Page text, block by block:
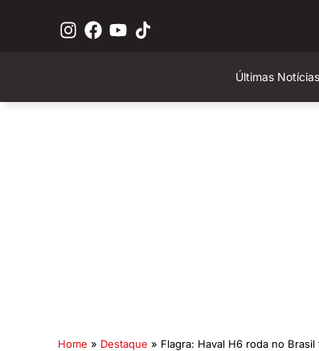
Últimas Notícias
Home » Destaque » Flagra: Haval H6 roda no